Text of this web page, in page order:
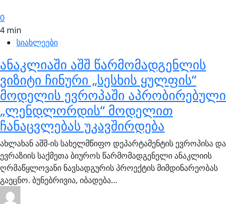
0
4 min
სიახლეები
ანაკლიაში აშშ წარმომადგენლის
ვიზიტი ჩინური „სესხის ყულფის“
მოდელის ევროპაში აპრობირებული
„ლენდლორდის“ მოდელით
ჩანაცვლებას უკავშირდება
ახლახან აშშ-ის სახელმწიფო დეპარტამენტის ევროპისა და
ევრაზიის საქმეთა ბიუროს წარმომადგენელი ანაკლიის
ღრმაწყლოვანი ნავსადგურის პროექტის მიმდინარეობას
გაეცნო. ბუნებრივია, იბადება…